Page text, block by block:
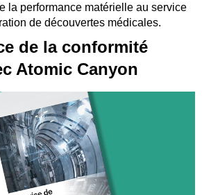
la performance matérielle au service
de découvertes médicales.
de la conformité
Atomic Canyon